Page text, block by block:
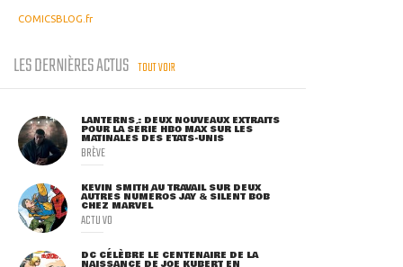
COMICSBLOG.fr
LES DERNIÈRES ACTUS TOUT VOIR
LANTERNS : DEUX NOUVEAUX EXTRAITS
POUR LA SÉRIE HBO MAX SUR LES
MATINALES DES ETATS-UNIS
BRÈVE
KEVIN SMITH AU TRAVAIL SUR DEUX
AUTRES NUMÉROS JAY & SILENT BOB
CHEZ MARVEL
ACTU VO
DC CÉLÈBRE LE CENTENAIRE DE LA
NAISSANCE DE JOE KUBERT EN